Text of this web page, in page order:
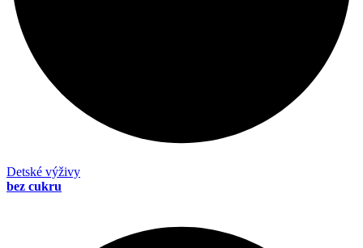
Detské výživy
bez cukru